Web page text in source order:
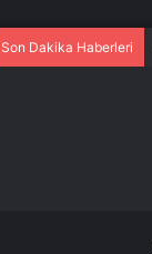
Son Dakika Haberleri